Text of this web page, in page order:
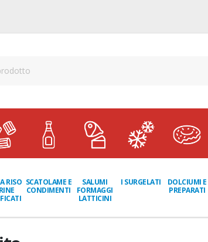
RISO SCATOLAME E
CONDIMENTI
SALUMI
FORMAGGI
LATTICINI
I SURGELATI
DOLCIUMI E
PREPARATI